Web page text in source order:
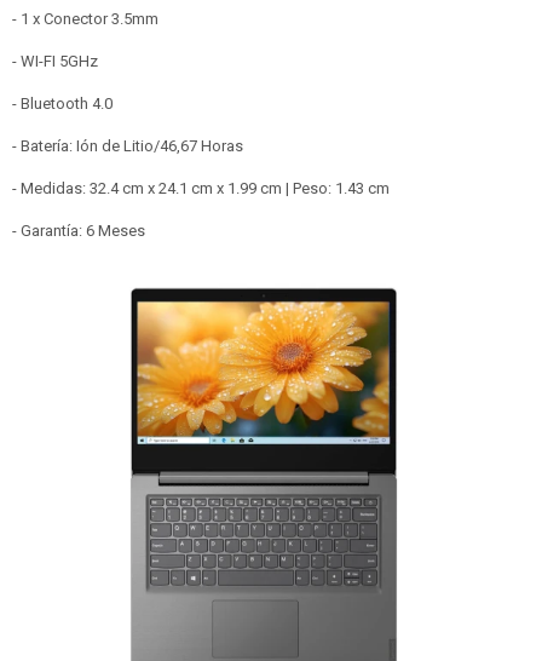
- 1 x Conector 3.5mm
- WI-FI 5GHz
- Bluetooth 4.0
- Batería: Ión de Litio/46,67 Horas
- Medidas: 32.4 cm x 24.1 cm x 1.99 cm | Peso: 1.43 cm
- Garantía: 6 Meses